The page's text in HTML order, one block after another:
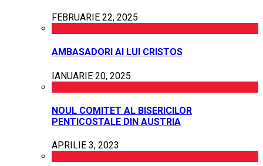
FEBRUARIE 22, 2025
AMBASADORI AI LUI CRISTOS
IANUARIE 20, 2025
NOUL COMITET AL BISERICILOR
PENTICOSTALE DIN AUSTRIA
APRILIE 3, 2023